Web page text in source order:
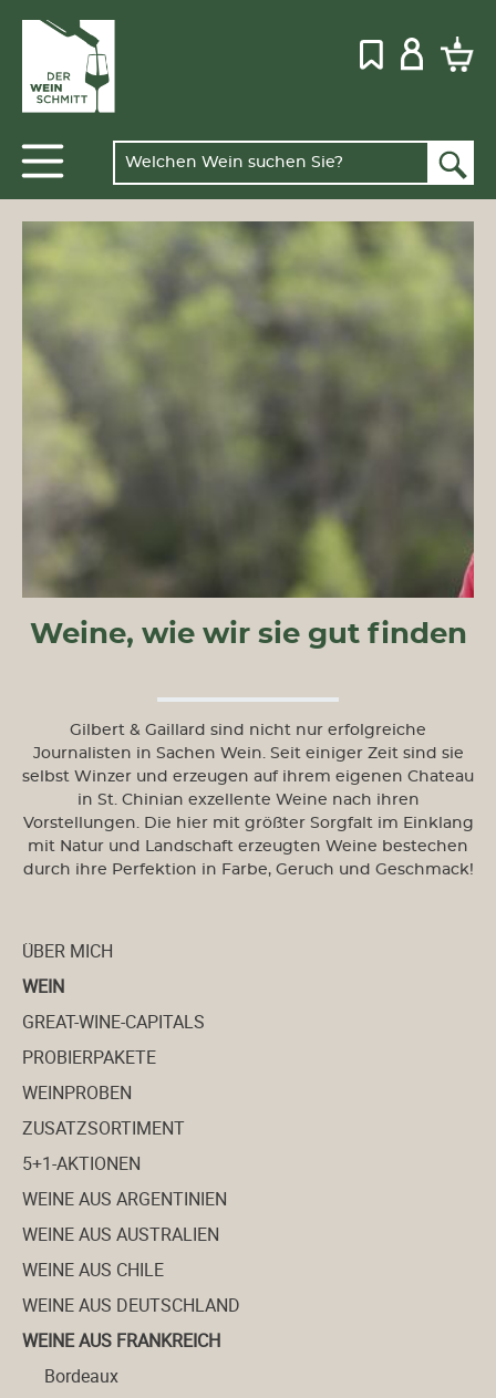
Weine, wie wir sie gut finden
Gilbert & Gaillard sind nicht nur erfolgreiche
Journalisten in Sachen Wein. Seit einiger Zeit sind sie
selbst Winzer und erzeugen auf ihrem eigenen Chateau
in St. Chinian exzellente Weine nach ihren
Vorstellungen. Die hier mit größter Sorgfalt im Einklang
mit Natur und Landschaft erzeugten Weine bestechen
durch ihre Perfektion in Farbe, Geruch und Geschmack!
ÜBER MICH
WEIN
GREAT-WINE-CAPITALS
PROBIERPAKETE
WEINPROBEN
ZUSATZSORTIMENT
5+1-AKTIONEN
WEINE AUS ARGENTINIEN
WEINE AUS AUSTRALIEN
WEINE AUS CHILE
WEINE AUS DEUTSCHLAND
WEINE AUS FRANKREICH
Bordeaux